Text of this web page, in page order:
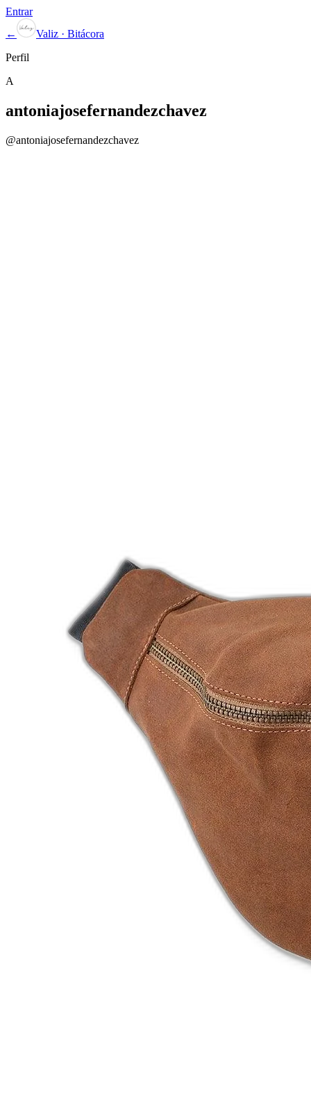
Entrar
←
Valiz · Bitácora
Perfil
A
antoniajosefernandezchavez
@antoniajosefernandezchavez